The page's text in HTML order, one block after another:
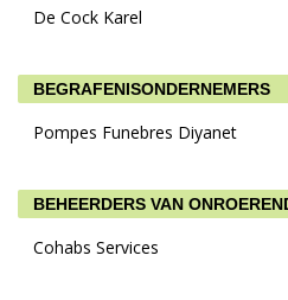
De Cock Karel
BEGRAFENISONDERNEMERS
Pompes Funebres Diyanet
BEHEERDERS VAN
Cohabs Services